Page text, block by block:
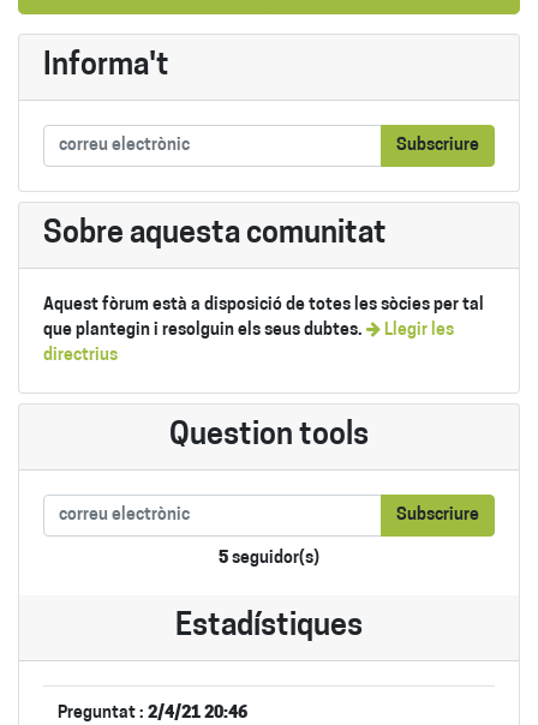
Informa't
Subscriure
Sobre aquesta comunitat
Aquest fòrum està a disposició de totes les sòcies per tal
que plantegin i resolguin els seus dubtes.
Llegir les
directrius
Question tools
Subscriure
5 seguidor(s)
Estadístiques
Preguntat : 2/4/21 20:46